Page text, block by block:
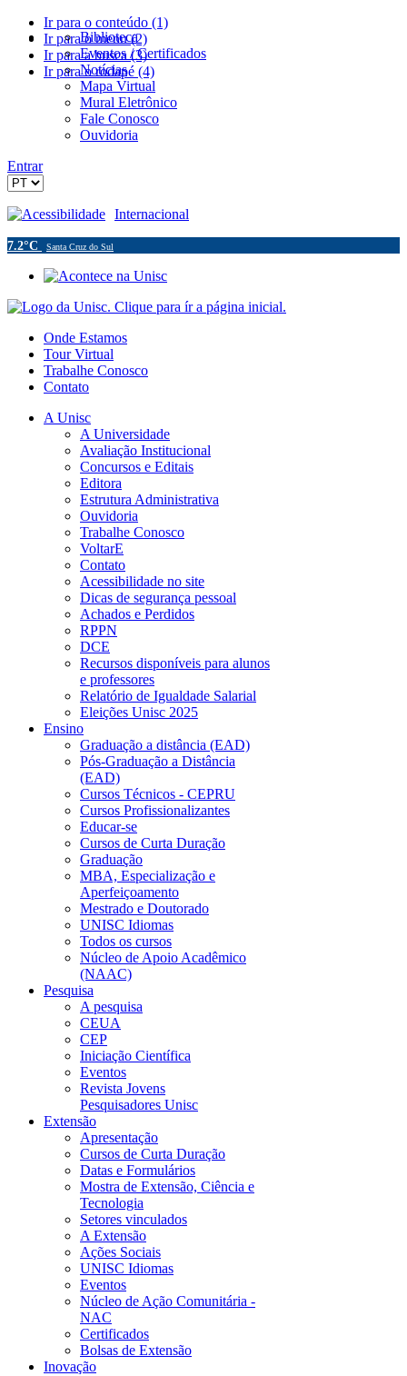
Ir para o conteúdo (1)
Ir para o menu (2)
Ir para a busca (3)
Ir para o rodapé (4)
Biblioteca
Eventos / Certificados
Notícias
Mapa Virtual
Mural Eletrônico
Fale Conosco
Ouvidoria
Entrar
Acessibilidade Internacional
7.2°C Santa Cruz do Sul
Onde Estamos
Tour Virtual
Trabalhe Conosco
Contato
A Unisc
A Universidade
Avaliação Institucional
Concursos e Editais
Editora
Estrutura Administrativa
Ouvidoria
Trabalhe Conosco
VoltarE
Contato
Acessibilidade no site
Dicas de segurança pessoal
Achados e Perdidos
RPPN
DCE
Recursos disponíveis para alunos
e professores
Relatório de Igualdade Salarial
Eleições Unisc 2025
Ensino
Graduação a distância (EAD)
Pós-Graduação a Distância
(EAD)
Cursos Técnicos - CEPRU
Cursos Profissionalizantes
Educar-se
Cursos de Curta Duração
Graduação
MBA, Especialização e
Aperfeiçoamento
Mestrado e Doutorado
UNISC Idiomas
Todos os cursos
Núcleo de Apoio Acadêmico
(NAAC)
Pesquisa
A pesquisa
CEUA
CEP
Iniciação Científica
Eventos
Revista Jovens
Pesquisadores Unisc
Extensão
Apresentação
Cursos de Curta Duração
Datas e Formulários
Mostra de Extensão, Ciência e
Tecnologia
Setores vinculados
A Extensão
Ações Sociais
UNISC Idiomas
Eventos
Núcleo de Ação Comunitária -
NAC
Certificados
Bolsas de Extensão
Inovação